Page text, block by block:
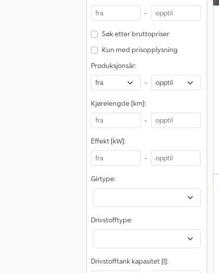
-
Søk etter bruttopriser
Kun med prisopplysning
Produksjonsår:
-
Kjørelengde [km]:
-
Effekt [kW]:
-
Girtype:
Drivstofftype:
Drivstofftank kapasitet [l]: